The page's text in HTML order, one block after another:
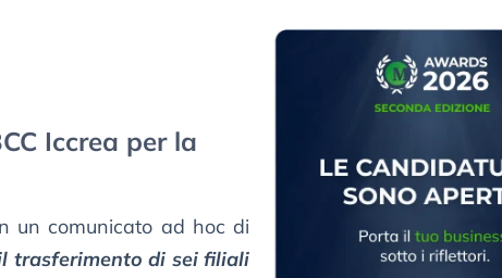
Iccrea per la
un comunicato ad hoc di
trasferimento di sei filiali